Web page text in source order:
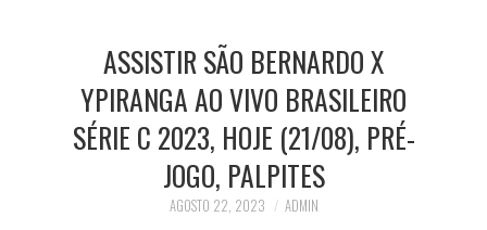
CONTATOASSISTIR SÃO BERNARDO X
YPIRANGA AO VIVO BRASILEIRO
SÉRIE C 2023, HOJE (21/08), PRÉ-
JOGO, PALPITES
AGOSTO 22, 2023 ADMIN